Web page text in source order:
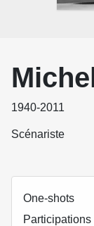
1940-2011
Scénariste
One-shots
Participations